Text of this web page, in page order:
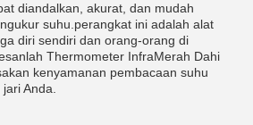
diandalkan, akurat, dan mudah
suhu.perangkat ini adalah alat
diri sendiri dan orang-orang di
Thermometer InfraMerah Dahi
kenyamanan pembacaan suhu
Anda.